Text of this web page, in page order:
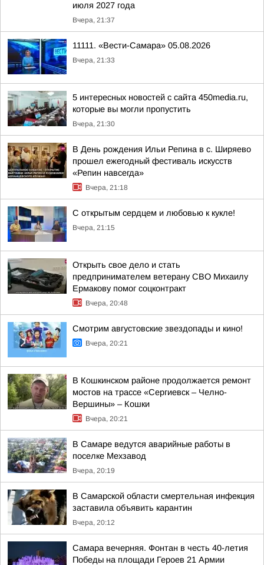
июля 2027 года
Вчера, 21:37
11111. «Вести-Самара» 05.08.2026
Вчера, 21:33
5 интересных новостей с сайта 450media.ru,
которые вы могли пропустить
Вчера, 21:30
В День рождения Ильи Репина в с. Ширяево
прошел ежегодный фестиваль искусств
«Репин навсегда»
Вчера, 21:18
С открытым сердцем и любовью к кукле!
Вчера, 21:15
Открыть свое дело и стать
предпринимателем ветерану СВО Михаилу
Ермакову помог соцконтракт
Вчера, 20:48
Смотрим августовские звездопады и кино!
Вчера, 20:21
В Кошкинском районе продолжается ремонт
мостов на трассе «Сергиевск – Челно-
Вершины» – Кошки
Вчера, 20:21
В Самаре ведутся аварийные работы в
поселке Мехзавод
Вчера, 20:19
В Самарской области смертельная инфекция
заставила объявить карантин
Вчера, 20:12
Самара вечерняя. Фонтан в честь 40-летия
Победы на площади Героев 21 Армии